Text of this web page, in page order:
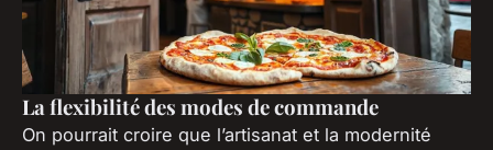
La flexibilité des modes de commande
On pourrait croire que l’artisanat et la modernité